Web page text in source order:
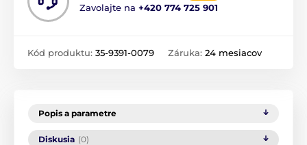
Zavolajte na +420 774 725 901
Kód produktu: 35-9391-0079 Záruka: 24 mesiacov
Popis a parametre
Diskusia (0)